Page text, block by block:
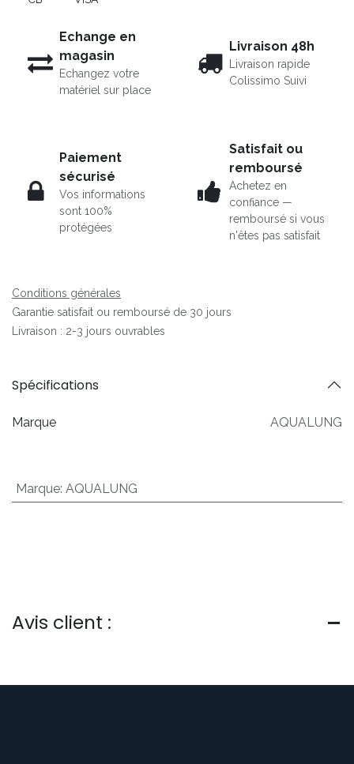
Echange en
magasin
Echangez votre
matériel sur place
Livraison 48h
Livraison rapide
Colissimo Suivi
Paiement
sécurisé
Vos informations
sont 100%
protégées
Satisfait ou
remboursé
Achetez en
confiance —
remboursé si vous
n'êtes pas satisfait
Conditions générales
Garantie satisfait ou remboursé de 30 jours
Livraison : 2-3 jours ouvrables
Spécifications
Marque AQUALUNG
Marque: AQUALUNG
Avis client :